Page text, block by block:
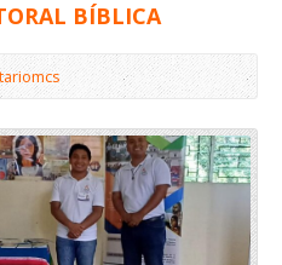
BÍBLICA